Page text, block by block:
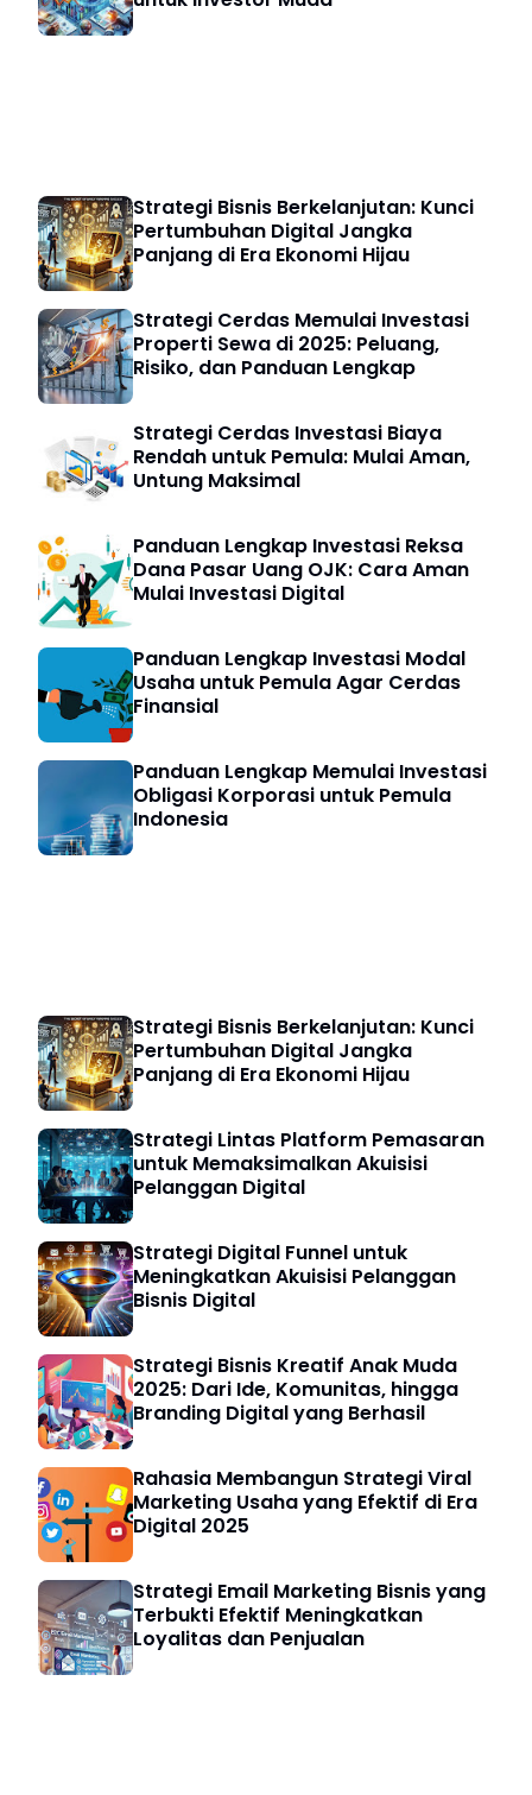
Strategi Bisnis Berkelanjutan: Kunci
Pertumbuhan Digital Jangka
Panjang di Era Ekonomi Hijau
Strategi Cerdas Memulai Investasi
Properti Sewa di 2025: Peluang,
Risiko, dan Panduan Lengkap
Strategi Cerdas Investasi Biaya
Rendah untuk Pemula: Mulai Aman,
Untung Maksimal
Panduan Lengkap Investasi Reksa
Dana Pasar Uang OJK: Cara Aman
Mulai Investasi Digital
Panduan Lengkap Investasi Modal
Usaha untuk Pemula Agar Cerdas
Finansial
Panduan Lengkap Memulai Investasi
Obligasi Korporasi untuk Pemula
Indonesia
Strategi Bisnis Berkelanjutan: Kunci
Pertumbuhan Digital Jangka
Panjang di Era Ekonomi Hijau
Strategi Lintas Platform Pemasaran
untuk Memaksimalkan Akuisisi
Pelanggan Digital
Strategi Digital Funnel untuk
Meningkatkan Akuisisi Pelanggan
Bisnis Digital
Strategi Bisnis Kreatif Anak Muda
2025: Dari Ide, Komunitas, hingga
Branding Digital yang Berhasil
Rahasia Membangun Strategi Viral
Marketing Usaha yang Efektif di Era
Digital 2025
Strategi Email Marketing Bisnis yang
Terbukti Efektif Meningkatkan
Loyalitas dan Penjualan